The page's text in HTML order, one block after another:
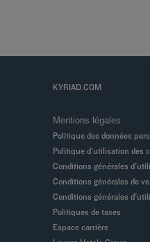
KYRIAD.COM
Mentions légales
Politique des données
Politique d'utilisation des
Conditions générales
Conditions générales de
Conditions générales
Politiques de taxes
Espace carrière